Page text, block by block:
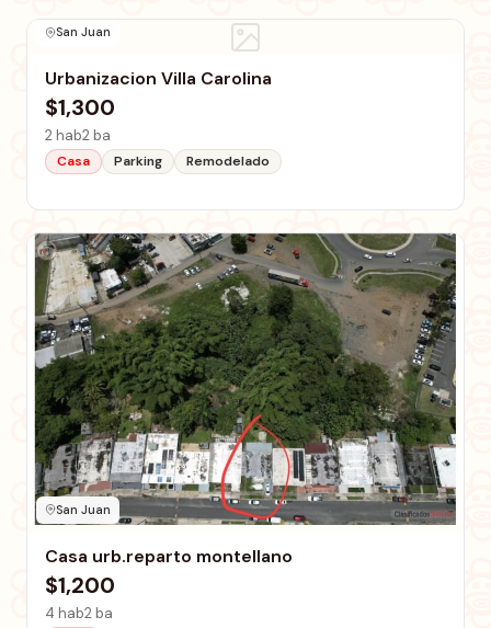
San Juan
Urbanizacion Villa Carolina
$1,300
2 hab2 ba
Casa Parking Remodelado
San Juan
Casa urb.reparto montellano
$1,200
4 hab2 ba